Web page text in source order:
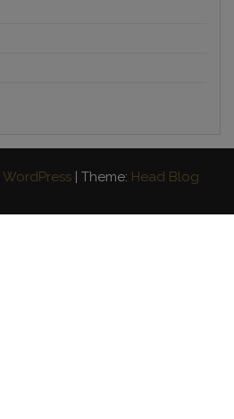
WordPress | Theme: Head Blog